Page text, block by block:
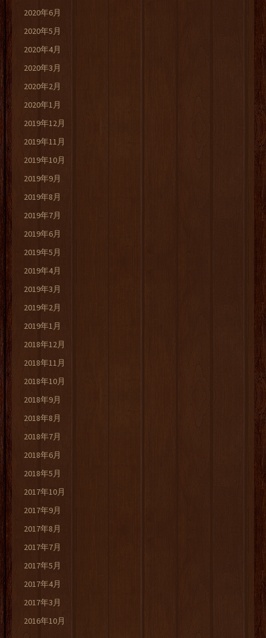
2020年6月
2020年5月
2020年4月
2020年3月
2020年2月
2020年1月
2019年12月
2019年11月
2019年10月
2019年9月
2019年8月
2019年7月
2019年6月
2019年5月
2019年4月
2019年3月
2019年2月
2019年1月
2018年12月
2018年11月
2018年10月
2018年9月
2018年8月
2018年7月
2018年6月
2018年5月
2017年10月
2017年9月
2017年8月
2017年7月
2017年5月
2017年4月
2017年3月
2016年10月